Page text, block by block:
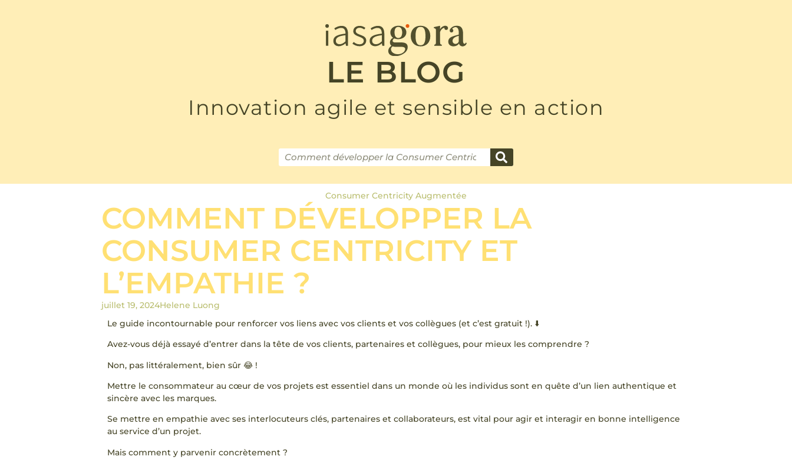
LE BLOG
Innovation agile et sensible en action
Consumer Centricity Augmentée
COMMENT DÉVELOPPER LA
CONSUMER CENTRICITY ET
L’EMPATHIE ?
juillet 19, 2024Helene Luong
Le guide incontournable pour renforcer vos liens avec vos clients et vos collègues (et c’est gratuit !). ⬇️
Avez-vous déjà essayé d’entrer dans la tête de vos clients, partenaires et collègues, pour mieux les comprendre ?
Non, pas littéralement, bien sûr 😂 !
Mettre le consommateur au cœur de vos projets est essentiel dans un monde où les individus sont en quête d’un lien authentique et
sincère avec les marques.
Se mettre en empathie avec ses interlocuteurs clés, partenaires et collaborateurs, est vital pour agir et interagir en bonne intelligence
au service d’un projet.
Mais comment y parvenir concrètement ?